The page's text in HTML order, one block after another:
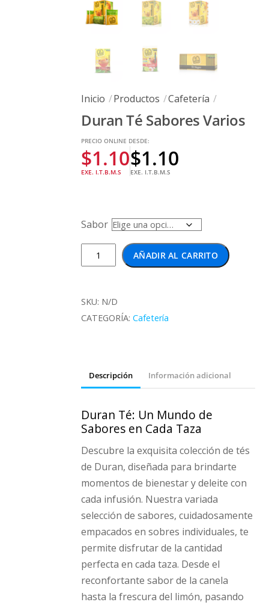
Inicio Productos Cafetería
Duran Té Sabores Varios
PRECIO ONLINE DESDE:
$1.10
EXE. I.T.B.M.S
$1.10
EXE. I.T.B.M.S
Sabor
Duran
Té
Varios
cantidad
AÑADIR AL CARRITO
SKU: N/D
CATEGORÍA:Cafetería
Descripción Información adicional
Duran Té: Un Mundo de
Sabores en Cada Taza
Descubre la exquisita colección de tés
de Duran, diseñada para brindarte
momentos de bienestar y deleite con
cada infusión. Nuestra variada
selección de sabores, cuidadosamente
empacados en sobres individuales, te
permite disfrutar de la cantidad
perfecta en cada taza. Desde el
reconfortante sabor de la canela
hasta la frescura del limón, pasando